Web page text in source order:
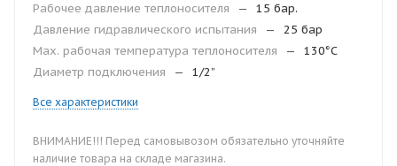
Рабочее давление теплоносителя
—
15 бар.
Давление гидравлического испытания
—
25 бар
Мax. рабочая температура теплоносителя
—
130°С
Диаметр подключения
— 1/2”
Все характеристики
ВНИМАНИЕ!!! Перед самовывозом обязательно уточняйте
наличие товара на складе магазина.